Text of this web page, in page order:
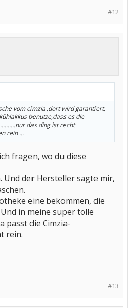
#12
vom cimzia ,dort wird garantiert,
benutze,dass es die
das ding ist recht
rein ...
fragen, wo du diese
Und der Hersteller sagte mir,
eine bekommen, die
in meine super tolle
passt die Cimzia-
rein.
#13